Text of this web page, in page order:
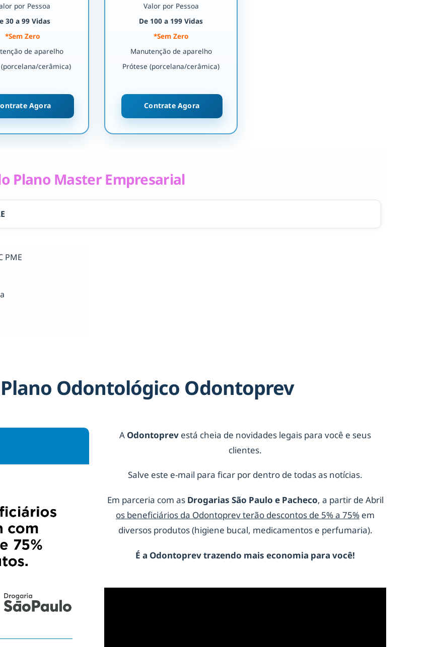
por Pessoa
30 a 99 Vidas
*Sem Zero
de aparelho
cerâmica)
Agora
Valor por Pessoa
De 100 a 199 Vidas
*Sem Zero
Manutenção de aparelho
Prótese (porcelana/cerâmica)
Contrate Agora
Plano Master Empresarial
PME
Odontológico Odontoprev
A Odontoprev está cheia de novidades legais para você e seus
clientes.
Salve este e-mail para ficar por dentro de todas as notícias.
Em parceria com as Drogarias São Paulo e Pacheco, a partir de Abril
os beneficiários da Odontoprev terão descontos de 5% a 75% em
diversos produtos (higiene bucal, medicamentos e perfumaria).
É a Odontoprevtrazendo mais economia para você!